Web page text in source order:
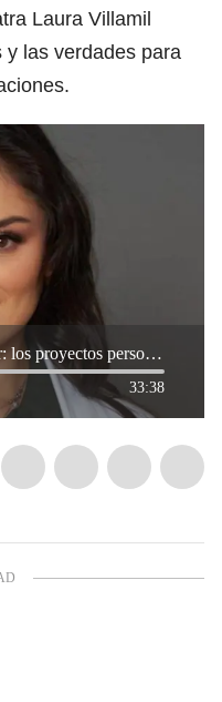
Laura Villamil
y las verdades para
Mitos y verdades del amor: los proyectos personales, la relación duradera y el amor propio
33:38